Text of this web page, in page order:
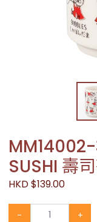
SUSHI 壽
HKD $139.00
- +